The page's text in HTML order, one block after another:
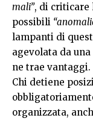
mali”, di criticare
possibili
lampanti di
agevolata da
ne trae vantaggi.
Chi detiene
organizzata,